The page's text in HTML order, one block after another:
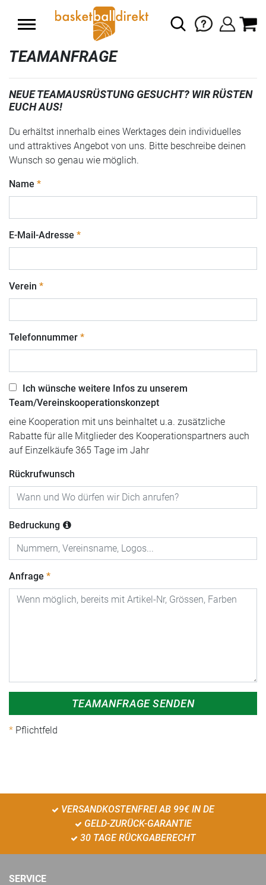
TEAMANFRAGE
NEUE TEAMAUSRÜSTUNG GESUCHT? WIR RÜSTEN
EUCH AUS!
Du erhältst innerhalb eines Werktages dein individuelles
und attraktives Angebot von uns. Bitte beschreibe deinen
Wunsch so genau wie möglich.
Name
E-Mail-Adresse
Verein
Telefonnummer
Ich wünsche weitere Infos zu unserem
Team/Vereinskooperationskonzept
eine Kooperation mit uns beinhaltet u.a. zusätzliche
Rabatte für alle Mitglieder des Kooperationspartners auch
auf Einzelkäufe 365 Tage im Jahr
Rückrufwunsch
Bedruckung
Anfrage
TEAMANFRAGE SENDEN
Pflichtfeld
VERSANDKOSTENFREI AB 99€ IN DE
GELD-ZURÜCK-GARANTIE
30 TAGE RÜCKGABERECHT
SERVICE